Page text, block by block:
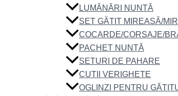
LUMÂNĂRI NUNTĂ
SET GĂTIT MIREASĂ/
COCARDE/CORSAJE/
PACHET NUNTĂ
SETURI DE PAHARE
CUTII VERIGHETE
OGLINZI PENTRU